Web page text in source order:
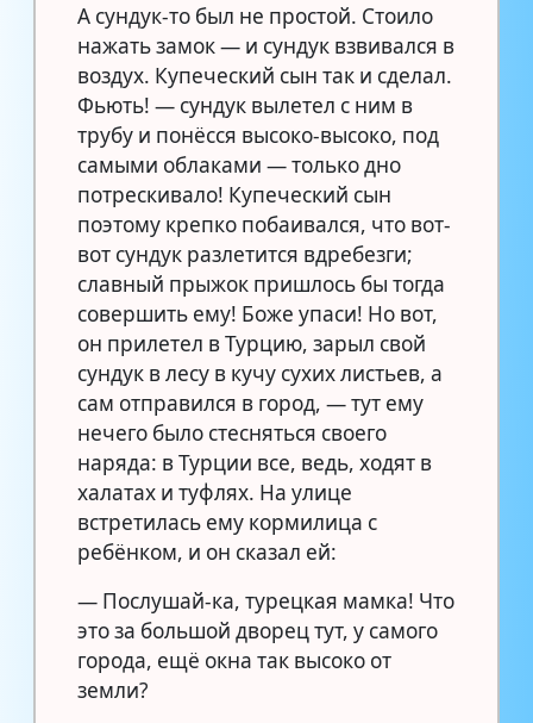
А сундук-то был не простой. Стоило
нажать замок — и сундук взвивался в
воздух. Купеческий сын так и сделал.
Фьють! — сундук вылетел с ним в
трубу и понёсся высоко-высоко, под
самыми облаками — только дно
потрескивало! Купеческий сын
поэтому крепко побаивался, что вот-
вот сундук разлетится вдребезги;
славный прыжок пришлось бы тогда
совершить ему! Боже упаси! Но вот,
он прилетел в Турцию, зарыл свой
сундук в лесу в кучу сухих листьев, а
сам отправился в город, — тут ему
нечего было стесняться своего
наряда: в Турции все, ведь, ходят в
халатах и туфлях. На улице
встретилась ему кормилица с
ребёнком, и он сказал ей:
— Послушай-ка, турецкая мамка! Что
это за большой дворец тут, у самого
города, ещё окна так высоко от
земли?